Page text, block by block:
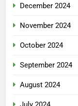
December 2024
November 2024
October 2024
September 2024
August 2024